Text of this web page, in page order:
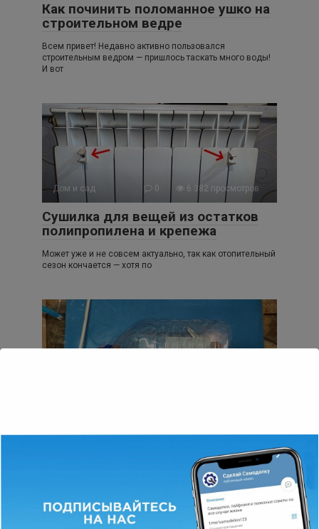
Как починить поломанное ушко на
строительном ведре
Всем привет! Недавно активно пользовался
строительным ведром — пришлось таскать много воды!
И вот
Дом и сад 0 6 382 просмотров
Cушилка для вещей из остатков
полипропилена и крепежа
Может уже и не совсем актуально, так как отопительный
сезон кончается — хотя по
Всем привет! Открыл для себя ещё один вариант
полезного применения использованных пластиковых